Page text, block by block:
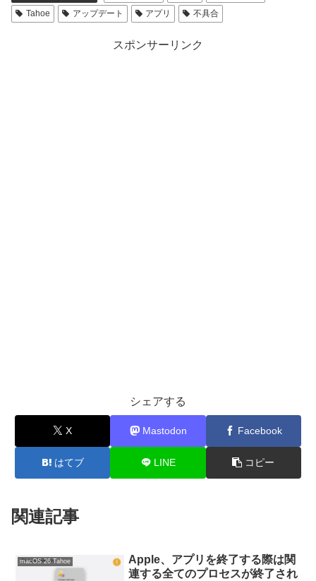
Tahoe
アップデート アプリ 不具合
スポンサーリンク
シェアする
X Mastodon Facebook
はてブ LINE コピー
関連記事
macOS 26 Tahoe
Apple、アプリを終了する際は関
連する全てのプロセスが終了され